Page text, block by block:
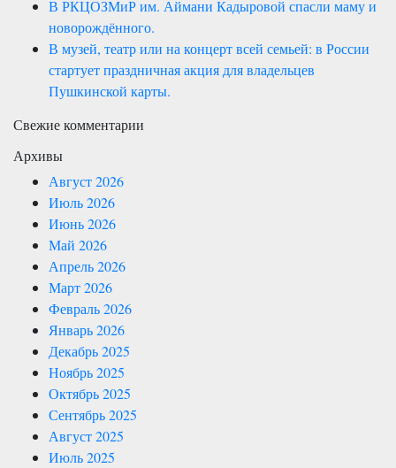
В РКЦОЗМиР им. Аймани Кадыровой спасли маму и
новорождённого.
В музей, театр или на концерт всей семьей: в России
стартует праздничная акция для владельцев
Пушкинской карты.
Свежие комментарии
Архивы
Август 2026
Июль 2026
Июнь 2026
Май 2026
Апрель 2026
Март 2026
Февраль 2026
Январь 2026
Декабрь 2025
Ноябрь 2025
Октябрь 2025
Сентябрь 2025
Август 2025
Июль 2025